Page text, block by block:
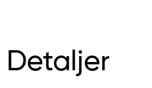
Detaljer